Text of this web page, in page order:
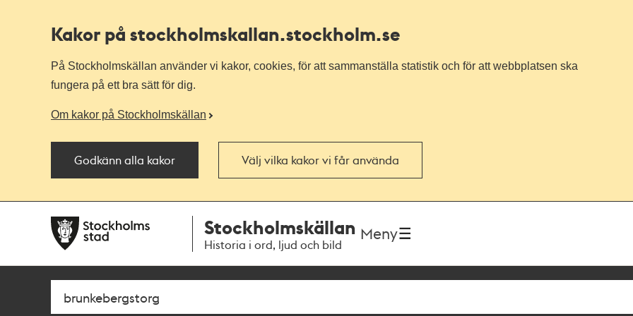
Kakor på stockholmskallan.stockholm.se
På Stockholmskällan använder vi kakor, cookies, för att sammanställa statistik och för att webbplatsen ska
fungera på ett bra sätt för dig.
Om kakor på Stockholmskällan
Godkänn alla kakor Välj vilka kakor vi får använda
navigationen
huvudinnehållet
Stockholmskällan
Historia i ord, ljud och bild
Meny
Sök